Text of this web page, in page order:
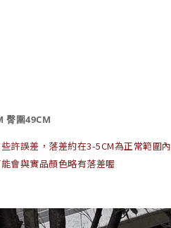
臀圍49CM
許誤差，落差約在3-5CM為正常範圍內
會與實品顏色略有落差喔